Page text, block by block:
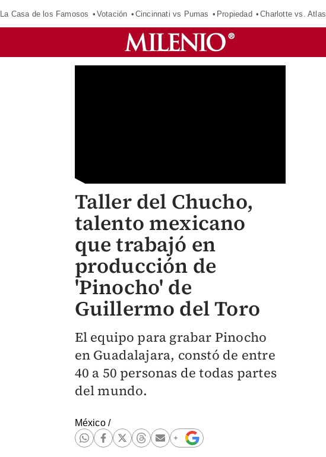
La Casa de los Famosos Votación Cincinnati vs Pumas Propiedad Charlotte vs. Atlas
Taller del Chucho,
talento mexicano
que trabajó en
producción de
'Pinocho' de
Guillermo del Toro
El equipo para grabar Pinocho
en Guadalajara, constó de entre
40 a 50 personas de todas partes
del mundo.
México/